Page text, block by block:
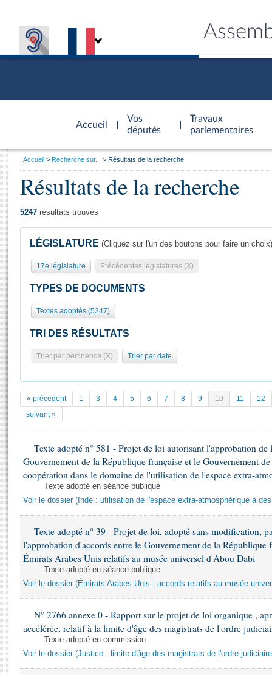
Accueil
d'accueil
Vos
députés
Travaux
parlementaires
Présidence
577 députés
Séance publique
Commissions et autres organes
Congrès
Documents parlementaires
Projets de loi
Propositions de loi
Amendements
Textes adoptés
Rapports d'information
Rapports d'enquête
Rapports législatifs
Rapports sur l'application des lois
Dossiers législatifs
Budget et sécurité sociale
Questions écrites et orales
Général
Rôle et pouvoirs de l'Assemblée
Organisation de l'Assemblée
Présidence Conférence des Présidents
Transparence et déontologie
Documents de référence
Histoire
Juniors
Liens vers les sites publics
Visiter l'Assemblée
Visite virtuelle du palais Bourbon
Les évènements
Patrimoine
La Bibliothèque
Les archives
Contacts et plan d'accès
Photos libres de droit
Vous
Vous
Accueil Recherche sur... Résultats de la recherche
Résultats de la recherche
5247 résultats trouvés
LÉGISLATURE (Cliquez sur l'un des boutons pour faire un choix)
17e législature Précédentes législatures (X)
TYPES DE DOCUMENTS
Textes adoptés (5247)
TRI DES RÉSULTATS
Trier par pertinence (X) Trier par date
« précedent 1 3 4 5 6 7 8 9 10 11
12
suivant »
Texte adopté n° 581 - Projet de loi autorisant l'approbation de
Gouvernement de la République française et le Gouvernement
coopération dans le domaine de l'utilisation de l'espace extra-
Texte adopté en séance publique
Voir le dossier (Inde : utilisation de l'espace extra-atmosphérique à
Texte adopté n° 39 - Projet de loi, adopté sans modification,
l'approbation d'accords entre le Gouvernement de la République
Émirats Arabes Unis relatifs au musée universel d'Abou Dabi
Texte adopté en séance publique
Voir le dossier (Émirats Arabes Unis : accords relatifs au musée
N° 2766 annexe 0 - Rapport sur le projet de loi organique ,
accélérée, relatif à la limite d'âge des magistrats de l'ordre
Texte adopté en commission
Voir le dossier (Justice : limite d'âge des magistrats de l'ordre